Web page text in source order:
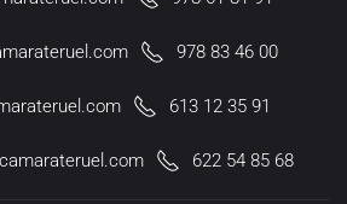
978 83 46 00
613 12 35 91
622 54 85 68